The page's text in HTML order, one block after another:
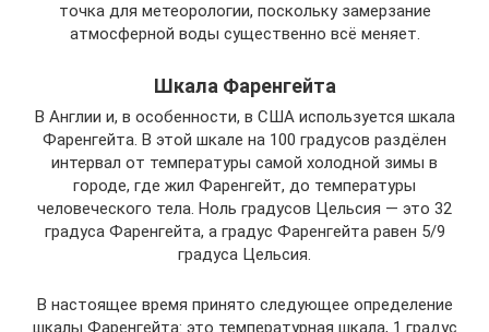
точка для метеорологии, поскольку замерзание
атмосферной воды существенно всё меняет.
Шкала Фаренгейта
В Англии и, в особенности, в США используется шкала
Фаренгейта. В этой шкале на 100 градусов раздёлен
интервал от температуры самой холодной зимы в
городе, где жил Фаренгейт, до температуры
человеческого тела. Ноль градусов Цельсия — это 32
градуса Фаренгейта, а градус Фаренгейта равен 5/9
градуса Цельсия.
В настоящее время принято следующее определение
шкалы Фаренгейта: это температурная шкала, 1 градус